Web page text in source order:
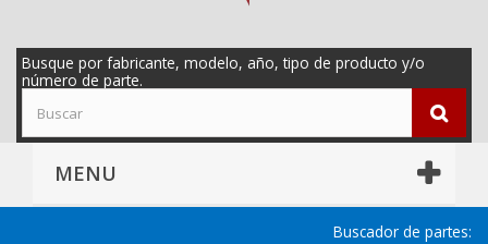
Busque por fabricante, modelo, año, tipo de producto y/o
número de parte.
MENU
Buscador de partes: